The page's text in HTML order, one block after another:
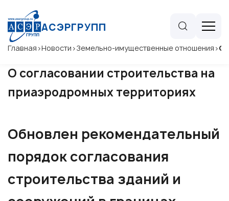
АСЭРГРУПП
Главная >Новости >Земельно-имущественные отношения >О
О согласовании строительства на
приаэродромных территориях
Обновлен рекомендательный
порядок согласования
строительства зданий и